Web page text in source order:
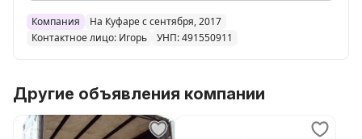
Компания
На Куфаре с сентября, 2017
Контактное лицо: Игорь
УНП: 491550911
Другие объявления компании